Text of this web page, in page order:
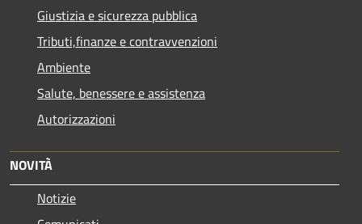
Giustizia e sicurezza pubblica
Tributi,finanze e contravvenzioni
Ambiente
Salute, benessere e assistenza
Autorizzazioni
NOVITÀ
Notizie